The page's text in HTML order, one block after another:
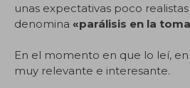
unas expectativas poco
denomina «parálisis en la
En el momento en que lo leí,
muy relevante e interesante.